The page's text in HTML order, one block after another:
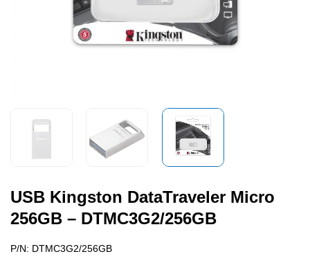
USB Kingston DataTraveler Micro
256GB – DTMC3G2/256GB
P/N: DTMC3G2/256GB